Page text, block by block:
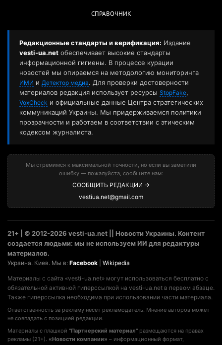
СПРАВОЧНИК
Редакционные стандарты и верификация: Издание
vesti-ua.net обеспечивает высокие стандарты
информационной гигиены. В процессе курации
новостей мы опираемся на методологию мониторинга
ИМИ и Детектор медиа. Для проверки достоверности
материалов редакция использует ресурсы StopFake,
VoxCheck и официальные данные Центра стратегических
коммуникаций Украины. Мы придерживаемся политики
прозрачности и работаем в соответствии с этическим
кодексом журналиста.
Мы стремимся к максимальной точности, но если вы заметили
ошибку — пожалуйста, сообщите нам:
СООБЩИТЬ РЕДАКЦИИ →
vestiua.net@gmail.com
21+ | © 2012-2026 vesti-ua.net || Новости Украины. Контент
создается людьми: мы не используем ИИ для редактуры
материалов.
Украина. Киев. Мы в: Facebook Wikipedia
Материалы с сайта «vesti-ua.net» могут использоваться бесплатно с
обязательной активной гиперссылкой на vesti-ua.net в первом абзаце.
Также гиперссылка необходима при использовании части материала.
Ответственность за рекламу несет рекламодатель. Мнение авторов может
не совпадать с позицией редакции.
Материалы с плашкой "Партнерский материал" размещаются на правах
рекламы (21+). «Новости компании» – информационный формат,